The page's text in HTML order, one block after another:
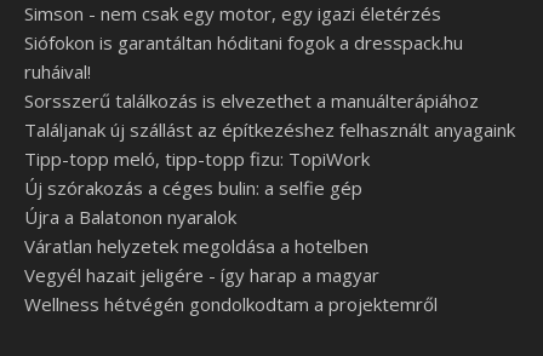
Simson - nem csak egy motor, egy igazi életérzés
Siófokon is garantáltan hóditani fogok a dresspack.hu
ruháival!
Sorsszerű találkozás is elvezethet a manuálterápiához
Találjanak új szállást az építkezéshez felhasznált anyagaink
Tipp-topp meló, tipp-topp fizu: TopiWork
Új szórakozás a céges bulin: a selfie gép
Újra a Balatonon nyaralok
Váratlan helyzetek megoldása a hotelben
Vegyél hazait jeligére - így harap a magyar
Wellness hétvégén gondolkodtam a projektemről